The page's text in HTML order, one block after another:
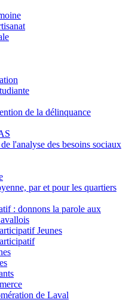
de la délinquance
l'analyse des besoins sociaux
par et pour les quartiers
: donnons la parole aux
Jeunes
de Laval